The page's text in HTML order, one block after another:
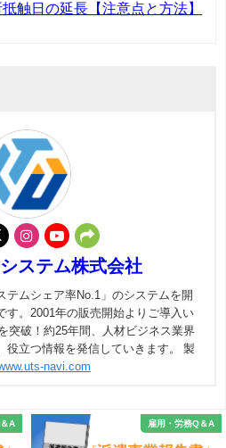
触日の延長【注意点と方法】
ステム株式会社
テムシェア率No.1」のシステムを開
す。2001年の販売開始よりご導入い
突破！約25年間、人材ビジネス業界
役立つ情報を発信していきます。 製
navi.com
＆A 雇用・労務Q＆A